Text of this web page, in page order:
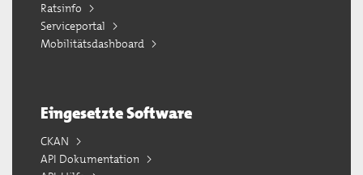
Ratsinfo
Serviceportal
Mobilitätsdashboard
Eingesetzte Software
CKAN
API Dokumentation